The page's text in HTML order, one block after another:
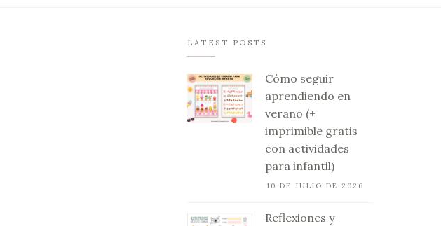
LATEST POSTS
Cómo seguir
aprendiendo en
verano (+
imprimible gratis
con actividades
para infantil)
10 DE JULIO DE 2026
Reflexiones y